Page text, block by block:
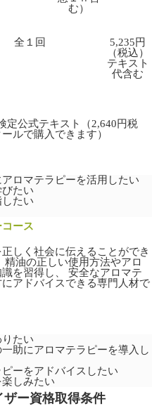
む）
全１回
5,235円
（税込）
テキスト
代含む
定公式テキスト（2,640円税
ルで購入できます）
ロマテラピーを活用したい
たい
たい
ース
しく社会に伝えることができ
精油の正しい使用方法やアロ
を習得し、 安全なアロマテ
アドバイスできる専門人材で
たい
助にアロマテラピーを導入し
ーをアドバイスしたい
しみたい
ー資格取得条件